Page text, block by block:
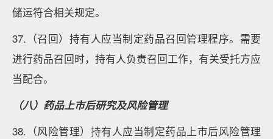
储运符合相关规定。
37.（召回）持有人应当制定药品召回管理程序。需要
进行药品召回时，持有人负责召回工作，有关受托方应
当配合。
（八）药品上市后研究及风险管理
38.（风险管理）持有人应当制定药品上市后风险管理